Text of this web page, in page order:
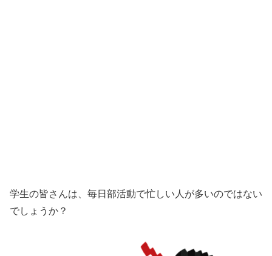
学生の皆さんは、毎日部活動で忙しい人が多いのではない
でしょうか？